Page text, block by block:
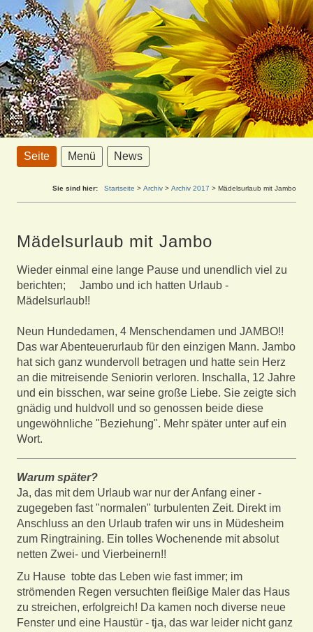
Seite Menü News
Sie sind hier: Startseite > Archiv > Archiv 2017 > Mädelsurlaub mit Jambo
Mädelsurlaub mit Jambo
Wieder einmal eine lange Pause und unendlich viel zu
berichten; Jambo und ich hatten Urlaub -
Mädelsurlaub!!
Neun Hundedamen, 4 Menschendamen und JAMBO!!
Das war Abenteuerurlaub für den einzigen Mann. Jambo
hat sich ganz wundervoll betragen und hatte sein Herz
an die mitreisende Seniorin verloren. Inschalla, 12 Jahre
und ein bisschen, war seine große Liebe. Sie zeigte sich
gnädig und huldvoll und so genossen beide diese
ungewöhnliche "Beziehung". Mehr später unter auf ein
Wort.
Warum später?
Ja, das mit dem Urlaub war nur der Anfang einer -
zugegeben fast "normalen" turbulenten Zeit. Direkt im
Anschluss an den Urlaub trafen wir uns in Müdesheim
zum Ringtraining. Ein tolles Wochenende mit absolut
netten Zwei- und Vierbeinern!!
Zu Hause tobte das Leben wie fast immer; im
strömenden Regen versuchten fleißige Maler das Haus
zu streichen, erfolgreich! Da kamen noch diverse neue
Fenster und eine Haustür - tja, das war leider nicht ganz